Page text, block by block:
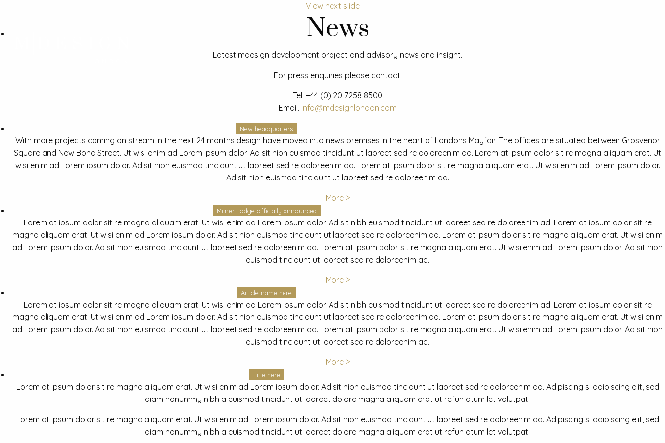
View next slide
News
Latest mdesign development project and advisory news and insight.
For press enquiries please contact:
Tel. +44 (0) 20 7258 8500
Email. info@mdesignlondon.com
New headquarters
With more projects coming on stream in the next 24 months design have moved into news premises in the heart of Londons Mayfair. The offices are situated between Grosvenor
Square and New Bond Street. Ut wisi enim ad Lorem ipsum dolor. Ad sit nibh euismod tincidunt ut laoreet sed re doloreenim ad. Lorem at ipsum dolor sit re magna aliquam erat. Ut
wisi enim ad Lorem ipsum dolor. Ad sit nibh euismod tincidunt ut laoreet sed re doloreenim ad. Lorem at ipsum dolor sit re magna aliquam erat. Ut wisi enim ad Lorem ipsum dolor.
Ad sit nibh euismod tincidunt ut laoreet sed re doloreenim ad.
More >
Milner Lodge officially announced
Lorem at ipsum dolor sit re magna aliquam erat. Ut wisi enim ad Lorem ipsum dolor. Ad sit nibh euismod tincidunt ut laoreet sed re doloreenim ad. Lorem at ipsum dolor sit re
magna aliquam erat. Ut wisi enim ad Lorem ipsum dolor. Ad sit nibh euismod tincidunt ut laoreet sed re doloreenim ad. Lorem at ipsum dolor sit re magna aliquam erat. Ut wisi enim
ad Lorem ipsum dolor. Ad sit nibh euismod tincidunt ut laoreet sed re doloreenim ad. Lorem at ipsum dolor sit re magna aliquam erat. Ut wisi enim ad Lorem ipsum dolor. Ad sit nibh
euismod tincidunt ut laoreet sed re doloreenim ad.
More >
Article name here
Lorem at ipsum dolor sit re magna aliquam erat. Ut wisi enim ad Lorem ipsum dolor. Ad sit nibh euismod tincidunt ut laoreet sed re doloreenim ad. Lorem at ipsum dolor sit re
magna aliquam erat. Ut wisi enim ad Lorem ipsum dolor. Ad sit nibh euismod tincidunt ut laoreet sed re doloreenim ad. Lorem at ipsum dolor sit re magna aliquam erat. Ut wisi enim
ad Lorem ipsum dolor. Ad sit nibh euismod tincidunt ut laoreet sed re doloreenim ad. Lorem at ipsum dolor sit re magna aliquam erat. Ut wisi enim ad Lorem ipsum dolor. Ad sit nibh
euismod tincidunt ut laoreet sed re doloreenim ad.
More >
Title here
Lorem at ipsum dolor sit re magna aliquam erat. Ut wisi enim ad Lorem ipsum dolor. Ad sit nibh euismod tincidunt ut laoreet sed re doloreenim ad. Adipiscing si adipiscing elit, sed
diam nonummy nibh a euismod tincidunt ut laoreet dolore magna aliquam erat ut refun atum let volutpat.
Lorem at ipsum dolor sit re magna aliquam erat. Ut wisi enim ad Lorem ipsum dolor. Ad sit nibh euismod tincidunt ut laoreet sed re doloreenim ad. Adipiscing si adipiscing elit, sed
diam nonummy nibh a euismod tincidunt ut laoreet dolore magna aliquam erat ut refun atum let volutpat.